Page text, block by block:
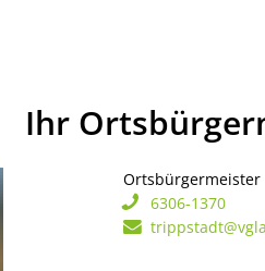
Ihr
Ortsbürgermeister
6306-1370